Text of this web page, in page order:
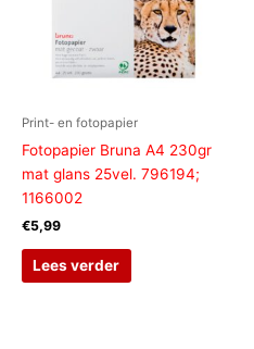
Print- en fotopapier
Fotopapier Bruna A4 230gr
mat glans 25vel. 796194;
1166002
€5,99
Lees verder